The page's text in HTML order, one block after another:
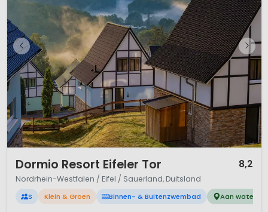
Dormio Resort Eifeler Tor 8,2
Nordrhein-Westfalen / Eifel / Sauerland, Duitsland
S Klein & Groen Binnen- & Buitenzwembad Aan water